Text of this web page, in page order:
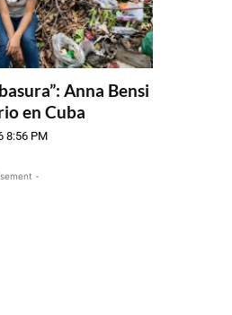
Anna Bensi
en Cuba
8:56 PM
-